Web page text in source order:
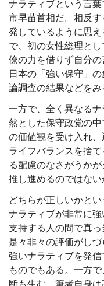
ナラティブという言
市早苗首相だ。相反
発しているように思
で、初の女性総理と
僚の力を借りず自分
日本の「強い保守」
論調査の結果などをみ
一方で、全く異なる
然とした保守政党の
の価値観を受け入れ
ライフバランスを捨
る配慮のなさがうか
推し進めるのではない
どちらが正しいかと
ナラティブが非常に
支持する人の間で真
是々非々の評価がしづ
強いナラティブを発
ものでもある。一方
断も生む。筆者自身